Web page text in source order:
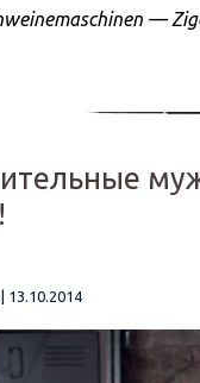
—
13.10.2014